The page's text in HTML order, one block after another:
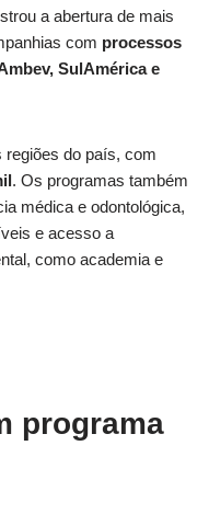
a abertura de mais
com processos
SulAmérica e
regiões do país, com
. Os programas também
médica e odontológica,
e acesso a
como academia e
programa